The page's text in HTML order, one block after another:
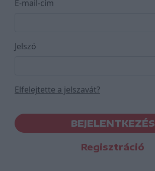
E-mail-cím
Jelszó
Elfelejtette a jelszavát?
BEJELENTKEZÉS
Regisztráció